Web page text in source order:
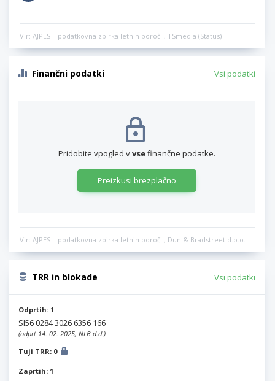
Vir: AJPES – podatkovna zbirka letnih poročil, TSmedia (Status)
Finančni podatki Vsi podatki
Pridobite vpogled vvsefinančne podatke.
Preizkusi brezplačno
Vir: AJPES – podatkovna zbirka letnih poročil, Dun & Bradstreet d.o.o.
TRR in blokade Vsi podatki
Odprtih: 1
SI56 0284 3026 6356 166
(odprt 14. 02. 2025, NLB d.d.)
Tuji TRR: 0
Zaprtih: 1